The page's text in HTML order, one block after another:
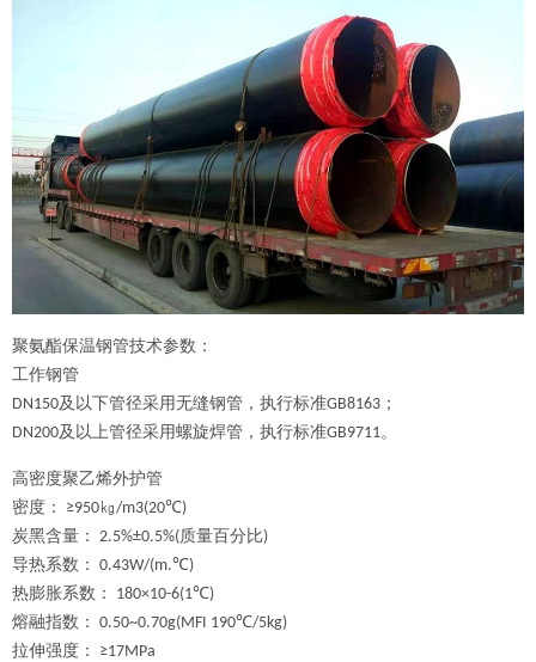
聚氨酯保温钢管技术参数：
工作钢管
DN150及以下管径采用无缝钢管，执行标准GB8163 ；
DN200及以上管径采用螺旋焊管，执行标准GB9711。
高密度聚乙烯外护管
密度：
≥950㎏/m3(20℃)
炭黑含量： 2.5%±0.5%(质量百分比)
导热系数： 0.43W/(m.℃)
热膨胀系数：
180×10-6(1℃)
熔融指数： 0.50~0.70g(MFI 190℃/5kg)
拉伸强度：
≥17MPa